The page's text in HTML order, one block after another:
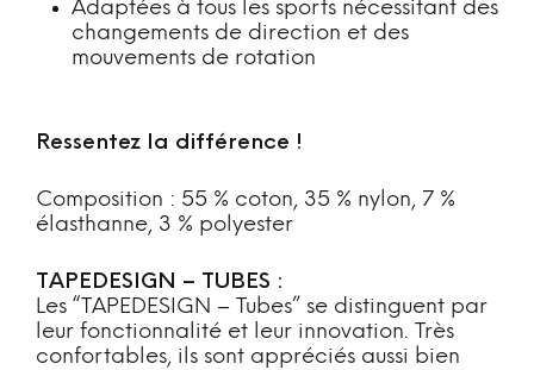
Adaptées à tous les sports nécessitant des
changements de direction et des
mouvements de rotation
Ressentez la différence !
Composition : 55 % coton, 35 % nylon, 7 %
élasthanne, 3 % polyester
TAPEDESIGN – TUBES :
Les “TAPEDESIGN – Tubes” se distinguent par
leur fonctionnalité et leur innovation. Très
confortables, ils sont appréciés aussi bien